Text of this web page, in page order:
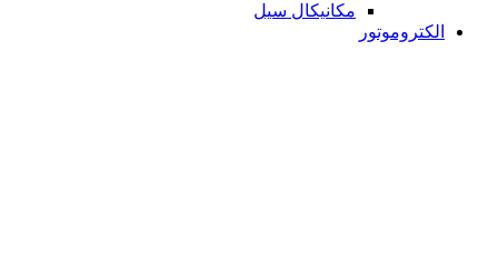
مکانیکال سیل
الکتروموتور